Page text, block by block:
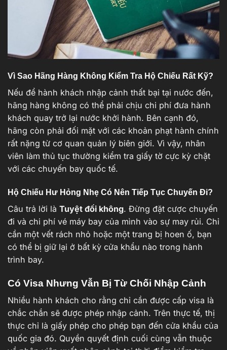
Vì Sao Hãng Hàng Không Kiểm Tra Hộ Chiếu Rất Kỹ?
Nếu để hành khách nhập cảnh thất bại tại nước đến,
hãng hàng không có thể phải chịu chi phí đưa hành
khách quay trở lại nước khởi hành. Bên cạnh đó,
hãng còn phải đối mặt với các khoản phạt hành chính
rất nặng từ cơ quan quản lý biên giới. Vì vậy, nhân
viên làm thủ tục thường kiểm tra giấy tờ cực kỳ chặt
với các chuyến bay quốc tế.
Hộ Chiếu Hư Hỏng Nhẹ Có Nên Tiếp Tục Chuyến Đi?
Câu trả lời là Tuyệt đối không. Đừng đặt cược chuyến
đi và chi phí vé máy bay của mình vào sự may rủi. Chỉ
cần một vết rách nhỏ hoặc một trang bị hoen ố, bạn
có thể bị giữ lại ở bất kỳ cửa khẩu nào trong hành
trình bay.
Có Visa Nhưng Vẫn Bị Từ Chối Nhập Cảnh
Nhiều hành khách cho rằng chỉ cần được cấp visa là
chắc chắn sẽ được phép nhập cảnh. Trên thực tế, thị
thực chỉ là giấy phép cho phép bạn đến cửa khẩu của
quốc gia đó. Quyền quyết định cuối cùng vẫn thuộc